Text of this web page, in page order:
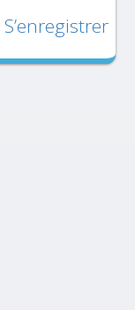
S’enregistrer